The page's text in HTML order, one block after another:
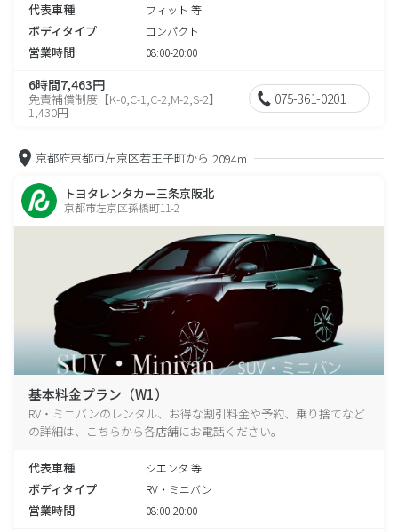
代表車種 フィット 等
ボディタイプ コンパクト
営業時間 08:00-20:00
6時間7,463円
免責補償制度【K-0,C-1,C-2,M-2,S-2】
1,430円
075-361-0201
京都府京都市左京区若王子町から 2094m
トヨタレンタカー三条京阪北
京都市左京区孫橋町11-2
基本料金プラン（W1）
RV・ミニバンのレンタル、お得な割引料金や予約、乗り捨てなど
の詳細は、こちらから各店舗にお電話ください。
代表車種 シエンタ 等
ボディタイプ RV・ミニバン
営業時間 08:00-20:00